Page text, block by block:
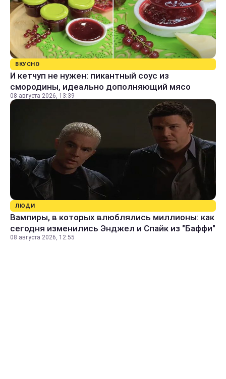
ВКУСНО
И кетчуп не нужен: пикантный соус из
смородины, идеально дополняющий мясо
08 августа 2026, 13:39
ЛЮДИ
Вампиры, в которых влюблялись миллионы: как
сегодня изменились Энджел и Спайк из "Баффи"
08 августа 2026, 12:55